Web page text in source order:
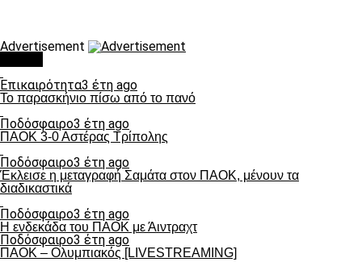
Advertisement
Επικαιρότητα3 έτη ago
Το παρασκήνιο πίσω από το πανό
Ποδόσφαιρο3 έτη ago
ΠΑΟΚ 3-0 Αστέρας Τρίπολης
Ποδόσφαιρο3 έτη ago
Έκλεισε η μεταγραφή Σαμάτα στον ΠΑΟΚ, μένουν τα
διαδικαστικά
Ποδόσφαιρο3 έτη ago
Η ενδεκάδα του ΠΑΟΚ με Άιντραχτ
Ποδόσφαιρο3 έτη ago
ΠΑΟΚ – Ολυμπιακός [LIVESTREAMING]